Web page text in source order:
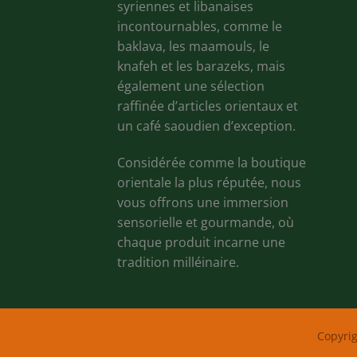
syriennes et libanaises
incontournables, comme le
baklava, les maamouls, le
knafeh et les barazeks, mais
également une sélection
raffinée d’articles orientaux et
un café saoudien d’exception.
Considérée comme la boutique
orientale la plus réputée, nous
vous offrons une immersion
sensorielle et gourmande, où
chaque produit incarne une
tradition milléinaire.